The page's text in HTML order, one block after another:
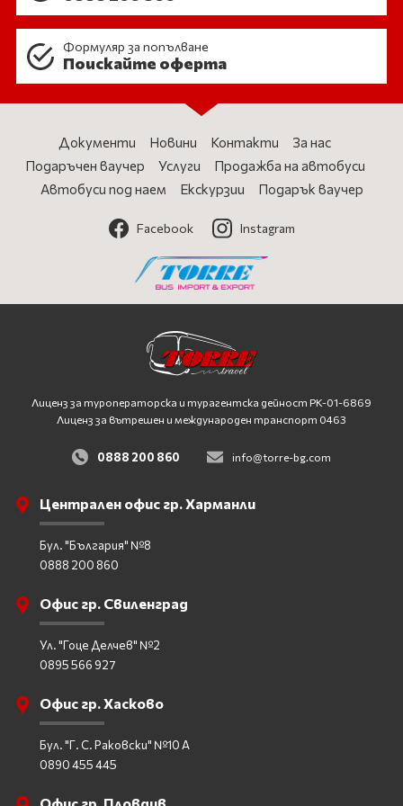
Формуляр за попълване
Поискайте оферта
Документи Новини Контакти
За нас
Подаръчен ваучер
Услуги
Продажба на автобуси
Автобуси под наем
Екскурзии Подарък ваучер
Facebook Instagram
Лиценз за туроператорска и турагентска дейност PK-01-6869
Лиценз за вътрешен и международен транспорт 0463
0888 200 860 info@torre-bg.com
Централен офис гр. Харманли
Бул. "България" №8
0888 200 860
Офис гр. Свиленград
Ул. "Гоце Делчев" №2
0895 566 927
Офис гр. Хасково
Бул. "Г. С. Раковски" №10 А
0890 455 445